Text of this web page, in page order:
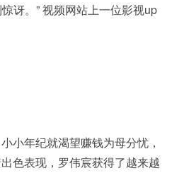
讶。” 视频网站上一位影视up
年纪就渴望赚钱为母分忧，
色表现，罗伟宸获得了越来越